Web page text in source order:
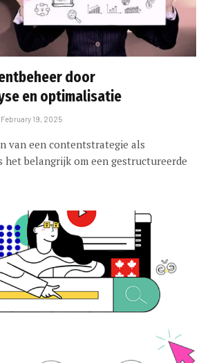
door
en optimalisatie
February 19, 2025
van een contentstrategie als
het belangrijk om een gestructureerde